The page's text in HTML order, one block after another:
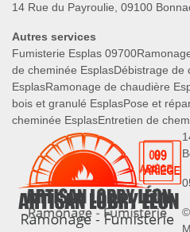
14 Rue du Payroulie, 09100
Autres services
Fumisterie Esplas 09700
de cheminée EsplasDébistrage de
EsplasRamonage de chaudière
bois et granulé EsplasPose et
cheminée EsplasEntretien de